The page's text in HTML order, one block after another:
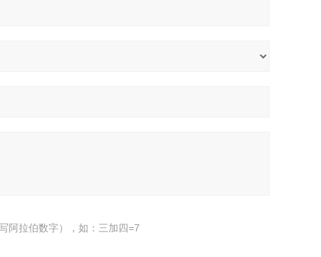
阿拉伯数字），如：三加四=7